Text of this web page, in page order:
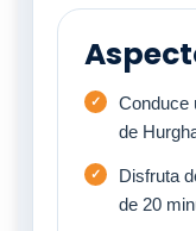
Conduce
de
Disfruta
de 20